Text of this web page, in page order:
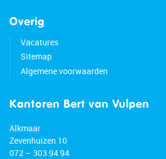
Overig
Vacatures
Sitemap
Algemene voorwaarden
Kantoren Bert van Vulpen
Alkmaar
Zevenhuizen 10
072 – 303 94 94